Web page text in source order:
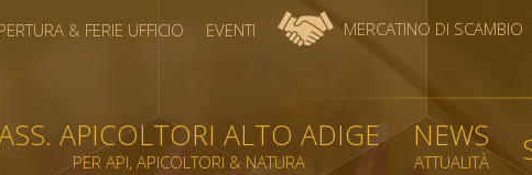
& FERIE UFFICIO EVENTI MERCATINO DI SCAMBIO
APICOLTORI ALTO ADIGE
PER API, APICOLTORI & NATURA
NEWS
ATTUALITÀ